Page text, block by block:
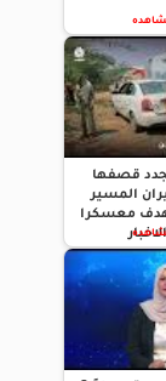
قصفها
المسير
معسكرا